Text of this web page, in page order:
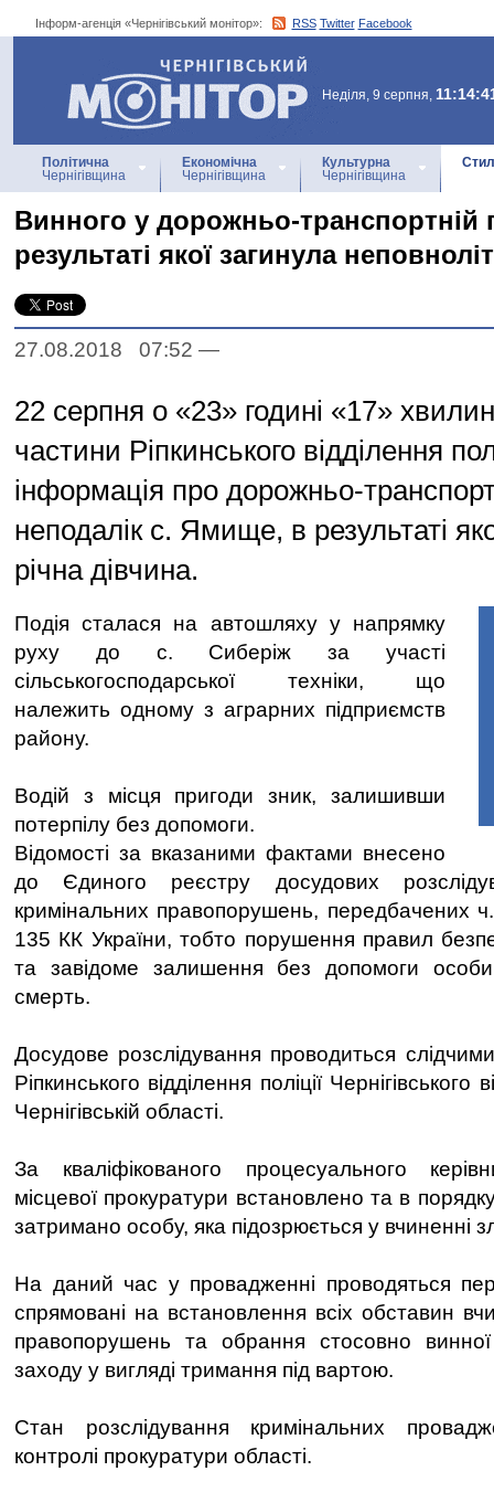
Інформ-агенція «Чернігівський монітор»: RSS Twitter Facebook
Інформ-агенція
«Чернігівський монітор»
Неділя, 9 серпня,
Політична
Чернігівщина
Економічна
Чернігівщина
Культурна
Чернігівщина
Винного у дорожньо-транспортній
результаті якої загинула
27.08.2018 07:52 —
22 серпня о «23» годині «17»
частини Ріпкинського відділення
інформація про дорожньо-
неподалік с. Ямище, в результаті
річна дівчина.
Подія сталася на автошляху у напрямку
руху до с. Сиберіж за участі
сільськогосподарської техніки, що
належить одному з аграрних підприємств
району.
Водій з місця пригоди зник, залишивши
потерпілу без допомоги.
Відомості за вказаними фактами внесено
до Єдиного реєстру досудових
кримінальних правопорушень, передбачених
135 КК України, тобто порушення правил
та завідоме залишення без допомоги
смерть.
Досудове розслідування проводиться слідчими
Ріпкинського відділення поліції Чернігівського
Чернігівській області.
За кваліфікованого процесуального
місцевої прокуратури встановлено та в
затримано особу, яка підозрюється у вчиненні
На даний час у провадженні проводяться
спрямовані на встановлення всіх обставин
правопорушень та обрання стосовно
заходу у вигляді тримання під вартою.
Стан розслідування кримінальних
контролі прокуратури області.